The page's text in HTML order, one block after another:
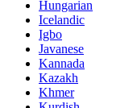
Hungarian
Icelandic
Igbo
Javanese
Kannada
Kazakh
Khmer